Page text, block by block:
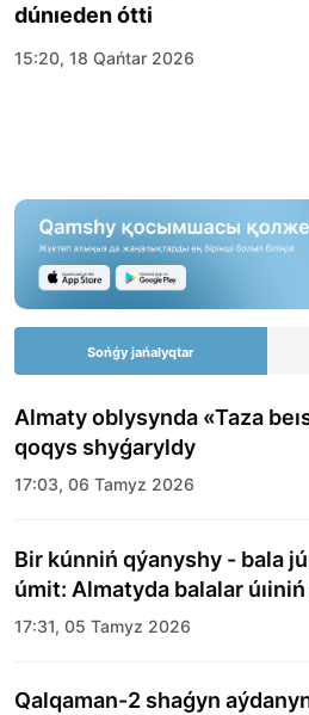
dúnıeden ótti
15:20, 18 Qańtar 2026
Sońǵy jańalyqtar
Almaty oblysynda «Taza
qoqys shyǵaryldy
17:03, 06 Tamyz 2026
Bir kúnniń qýanyshy - bala
úmit: Almatyda balalar
merekelik kún
17:31, 05 Tamyz 2026
Qalqaman-2 shaǵyn